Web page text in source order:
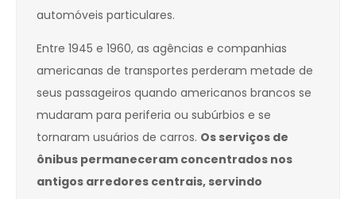
automóveis particulares.
Entre 1945 e 1960, as agências e companhias
americanas de transportes perderam metade de
seus passageiros quando americanos brancos se
mudaram para periferia ou subúrbios e se
tornaram usuários de carros. Os serviços de
ônibus permaneceram concentrados nos
antigos arredores centrais, servindo